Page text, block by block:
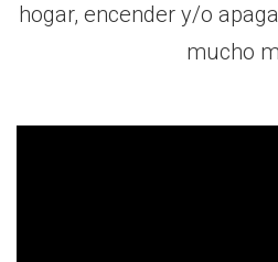
hogar, encender y/o
mucho